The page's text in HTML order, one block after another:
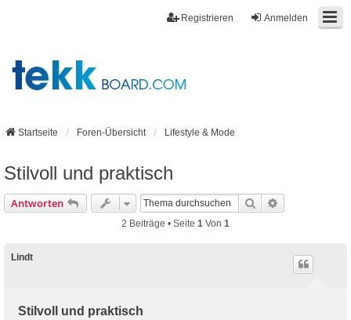
Anmelden
Registrieren
Startseite Foren-Übersicht Lifestyle & Mode
Stilvoll und praktisch
Antworten Suche
2 Beiträge • Seite 1 Von 1
Lindt
Stilvoll und praktisch